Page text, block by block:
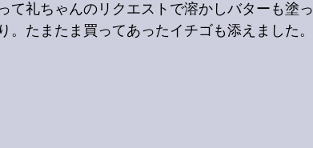
て礼ちゃんのリクエストで溶かしバターも塗っ
たまたま買ってあったイチゴも添えました。